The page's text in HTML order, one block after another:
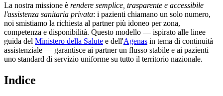
La nostra missione è rendere semplice, trasparente e accessibile
l'assistenza sanitaria privata: i pazienti chiamano un solo numero,
noi smistiamo la richiesta al partner più idoneo per zona,
competenza e disponibilità. Questo modello — ispirato alle linee
guida del Ministero della Salute e dell'Agenas in tema di continuità
assistenziale — garantisce ai partner un flusso stabile e ai pazienti
uno standard di servizio uniforme su tutto il territorio nazionale.
Indice